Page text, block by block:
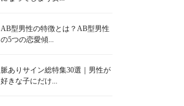
AB型男性の特徴とは？AB型男性
の5つの恋愛傾...
脈ありサイン総特集30選｜男性が
好きな子にだけ...